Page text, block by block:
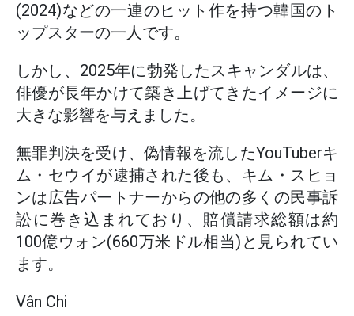
(2024)などの一連のヒット作を持つ韓国のト
ップスターの一人です。
しかし、2025年に勃発したスキャンダルは、
俳優が長年かけて築き上げてきたイメージに
大きな影響を与えました。
無罪判決を受け、偽情報を流したYouTuberキ
ム・セウイが逮捕された後も、キム・スヒョ
ンは広告パートナーからの他の多くの民事訴
訟に巻き込まれており、賠償請求総額は約
100億ウォン(660万米ドル相当)と見られてい
ます。
Vân Chi